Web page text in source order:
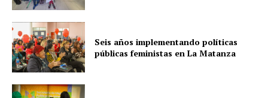
Seis años implementando políticas
públicas feministas en La Matanza